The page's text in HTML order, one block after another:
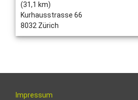
(31,1 km)
Kurhausstrasse 66
8032 Zürich
Impressum